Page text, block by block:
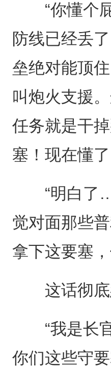
“你懂个屁
防线已经丢
垒绝对能顶
叫炮火支援
任务就是干
塞！现在懂了
“明白了……
觉对面那些
拿下这要塞
这话彻底
“我是长官
你们这些守